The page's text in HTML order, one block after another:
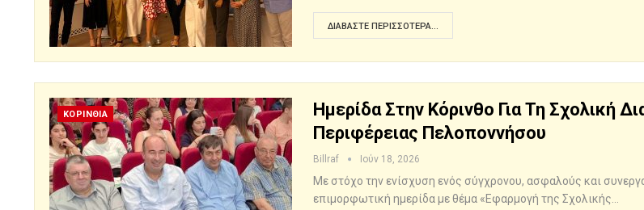
ΔΙΑΒΆΣΤΕ ΠΕΡΙΣΣΌΤΕΡΑ...
ΚΟΡΙΝΘΙΑ
Ημερίδα Στην Κόρινθο Για Τη Σχολική
Περιφέρειας Πελοποννήσου
Billraf Ιούν 18, 2026
Με στόχο την ενίσχυση ενός σύγχρονου, ασφαλούς και
επιμορφωτική ημερίδα με θέμα «Εφαρμογή της Σχολικής…